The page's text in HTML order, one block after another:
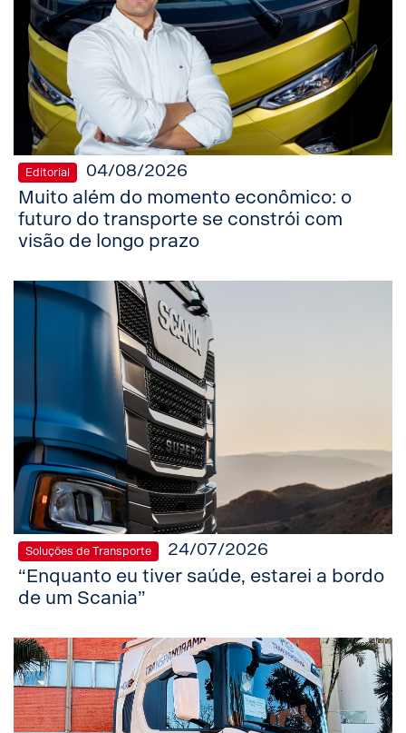
Editorial 04/08/2026
Muito além do momento econômico: o
futuro do transporte se constrói com
visão de longo prazo
Soluções de Transporte 24/07/2026
“Enquanto eu tiver saúde, estarei a bordo
de um Scania”